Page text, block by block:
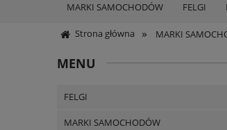
MARKI SAMOCHODÓW FELGI
Strona główna » MARKI
MENU
FELGI
MARKI SAMOCHODÓW